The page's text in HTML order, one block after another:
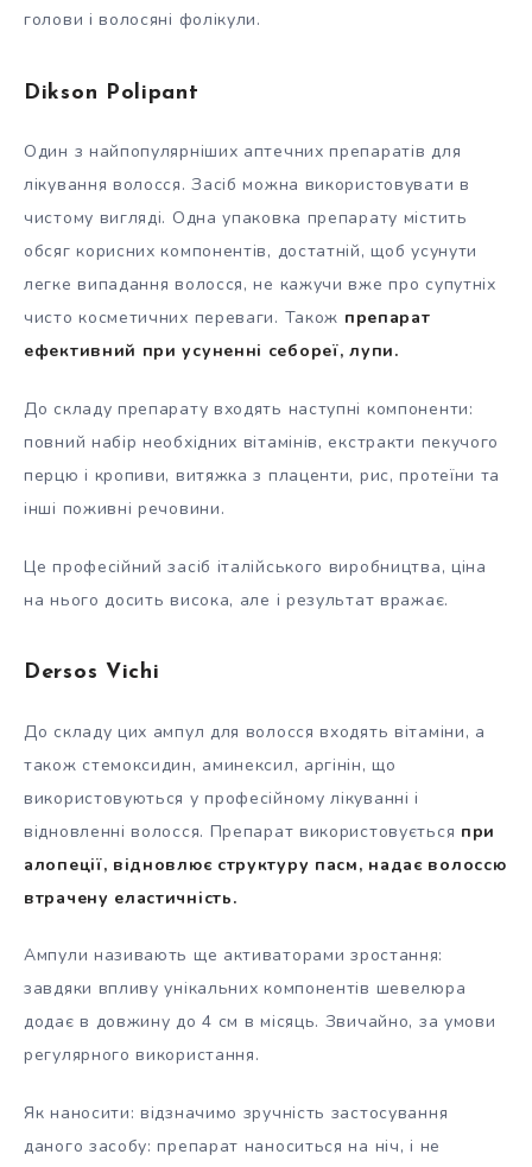
голови і волосяні фолікули.
Dikson Polipant
Один з найпопулярніших аптечних препаратів для
лікування волосся. Засіб можна використовувати в
чистому вигляді. Одна упаковка препарату містить
обсяг корисних компонентів, достатній, щоб усунути
легке випадання волосся, не кажучи вже про супутніх
чисто косметичних переваги. Також препарат
ефективний при усуненні себореї, лупи.
До складу препарату входять наступні компоненти:
повний набір необхідних вітамінів, екстракти пекучого
перцю і кропиви, витяжка з плаценти, рис, протеїни та
інші поживні речовини.
Це професійний засіб італійського виробництва, ціна
на нього досить висока, але і результат вражає.
Dersos Vichi
До складу цих ампул для волосся входять вітаміни, а
також стемоксидин, аминексил, аргінін, що
використовуються у професійному лікуванні і
відновленні волосся. Препарат використовується при
алопеції, відновлює структуру пасм, надає волоссю
втрачену еластичність.
Ампули називають ще активаторами зростання:
завдяки впливу унікальних компонентів шевелюра
додає в довжину до 4 см в місяць. Звичайно, за умови
регулярного використання.
Як наносити: відзначимо зручність застосування
даного засобу: препарат наноситься на ніч, і не